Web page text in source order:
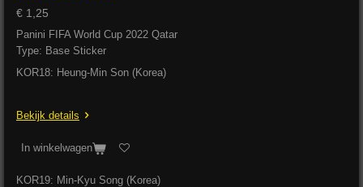
€ 1,25
Panini FIFA World Cup 2022 Qatar
Type: Base Sticker
KOR18: Heung-Min Son (Korea)
Bekijk details
In winkelwagen
KOR19: Min-Kyu Song (Korea)